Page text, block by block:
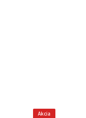
Akcia